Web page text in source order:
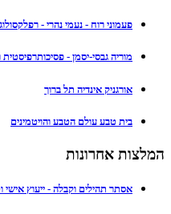
פעמוני רוח - נעמי נהרי -
מוריה גבסי-יסמן -
אורגניק אינדיה תל ברוך
בית טבע עולם הטבע והויטמינים
המלצות אחרונות
אסתר תהילים וקבלה - ייעוץ אישי